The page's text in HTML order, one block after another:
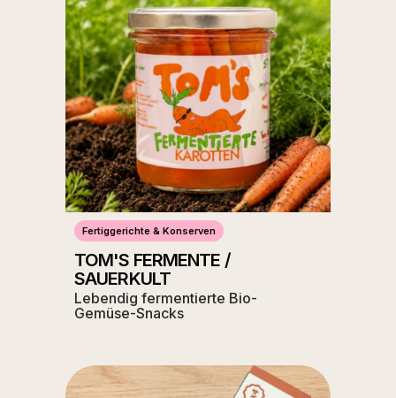
Fertiggerichte & Konserven
TOM'S FERMENTE /
SAUERKULT
Lebendig fermentierte Bio-
Gemüse-Snacks